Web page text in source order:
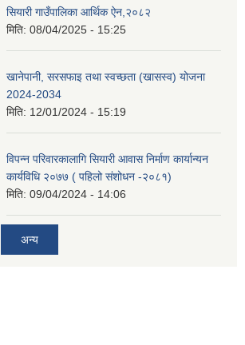
सियारी गाउँपालिका आर्थिक ऐन,२०८२
मिति: 08/04/2025 - 15:25
खानेपानी, सरसफाइ तथा स्वच्छता (खासस्व) योजना
2024-2034
मिति: 12/01/2024 - 15:19
विपन्न परिवारकालागि सियारी आवास निर्माण कार्यान्यन
कार्यविधि २०७७ ( पहिलो संशोधन -२०८१)
मिति: 09/04/2024 - 14:06
अन्य